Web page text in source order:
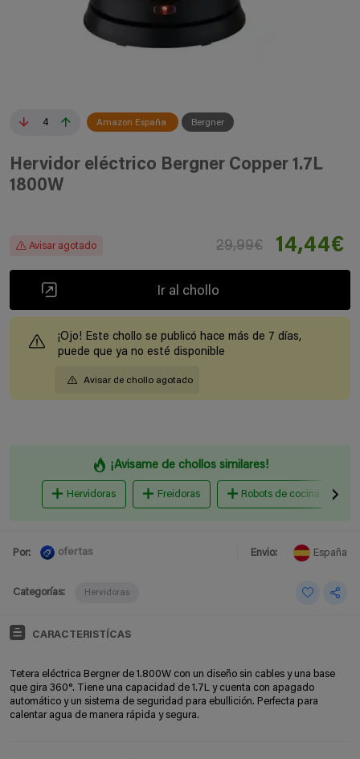
4 Amazon España Bergner
Hervidor eléctrico Bergner Copper 1.7L
1800W
Avisar agotado 29,99€ 14,44€
Ir al chollo
¡Ojo! Este chollo se publicó hace más de 7 días,
puede que ya no esté disponible
Avisar de chollo agotado
¡Avisame de chollos similares!
Hervidoras Freidoras Robots de cocina
Por: ofertas Envio: España
Categorías: Hervidoras
CARACTERISTÍCAS
Tetera eléctrica Bergner de 1.800W con un diseño sin cables y una base
que gira 360°. Tiene una capacidad de 1.7L y cuenta con apagado
automático y un sistema de seguridad para ebullición. Perfecta para
calentar agua de manera rápida y segura.